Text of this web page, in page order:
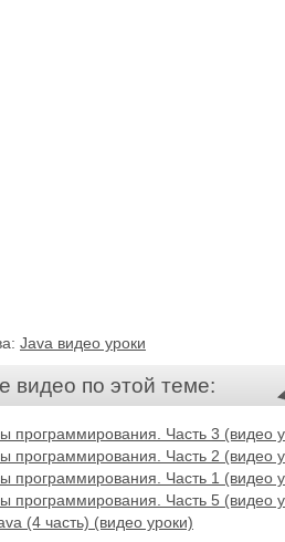
Java видео уроки
видео по этой теме:
программирования. Часть 3 (видео
программирования. Часть 2 (видео
программирования. Часть 1 (видео
программирования. Часть 5 (видео
(4 часть) (видео уроки)